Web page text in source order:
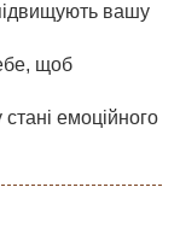
вашу
щоб
емоційного